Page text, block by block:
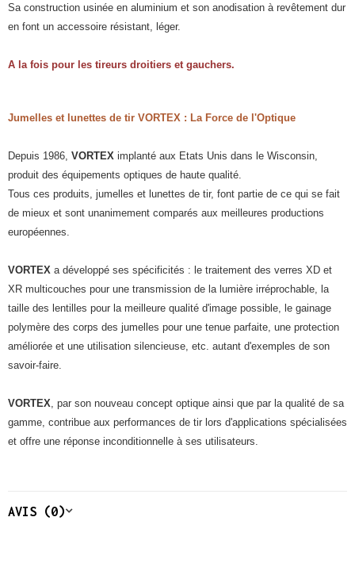
Sa construction usinée en aluminium et son anodisation à revêtement dur
en font un accessoire résistant, léger.
A la fois pour les tireurs droitiers et gauchers.
Jumelles et lunettes de tir VORTEX : La Force de l'Optique
Depuis 1986, VORTEX implanté aux Etats Unis dans le Wisconsin,
produit des équipements optiques de haute qualité.
Tous ces produits, jumelles et lunettes de tir, font partie de ce qui se fait
de mieux et sont unanimement comparés aux meilleures productions
européennes.
VORTEX a développé ses spécificités : le traitement des verres XD et
XR multicouches pour une transmission de la lumière irréprochable, la
taille des lentilles pour la meilleure qualité d'image possible, le gainage
polymère des corps des jumelles pour une tenue parfaite, une protection
améliorée et une utilisation silencieuse, etc. autant d'exemples de son
savoir-faire.
VORTEX, par son nouveau concept optique ainsi que par la qualité de sa
gamme, contribue aux performances de tir lors d'applications spécialisées
et offre une réponse inconditionnelle à ses utilisateurs.
AVIS (0)